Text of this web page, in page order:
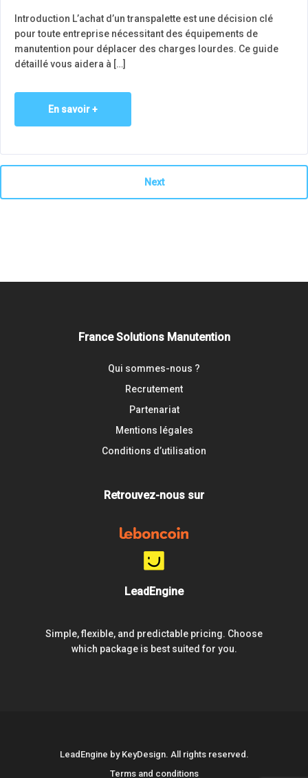
Introduction L’achat d’un transpalette est une décision clé
pour toute entreprise nécessitant des équipements de
manutention pour déplacer des charges lourdes. Ce guide
détaillé vous aidera à […]
En savoir +
Next
France Solutions Manutention
Qui sommes-nous ?
Recrutement
Partenariat
Mentions légales
Conditions d’utilisation
Retrouvez-nous sur
LeadEngine
Simple, flexible, and predictable pricing. Choose
which package is best suited for you.
LeadEngine by KeyDesign. All rights reserved.
Terms and conditions